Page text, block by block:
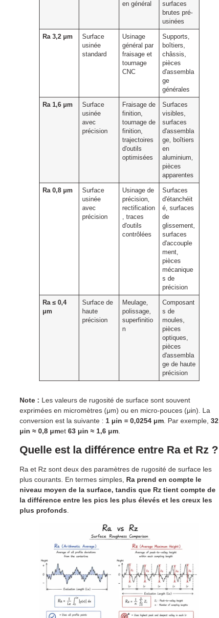
en général
surfaces
brutes pré-
usinées
Ra 3,2 μm
Surface
usinée
standard
Usinage
général par
fraisage et
tournage
CNC
Supports,
boîtiers,
châssis,
pièces
d'assembla
ge
générales
Ra 1,6 μm
Surface
usinée
avec
précision
Fraisage de
finition,
tournage de
finition,
trajectoires
d'outils
optimisées
Surfaces
visibles,
surfaces
d'assembla
ge, boîtiers
en
aluminium,
pièces
apparentes
Ra 0,8 μm
Surface
usinée
avec
précision
Usinage de
précision,
rectification
, traces
d'outils
contrôlées
Surfaces
d'étanchéit
é, surfaces
de
glissement,
surfaces
d'accouple
ment,
pièces
mécanique
s de
précision
Ra ≤ 0,4
μm
Surface de
haute
précision
Meulage,
polissage,
superfinitio
n
Composant
s de
moules,
pièces
optiques,
pièces
d'assembla
ge de haute
précision
Note : Les valeurs de rugosité de surface sont souvent
exprimées en micromètres (μm) ou en micro-pouces (μin). La
conversion est la suivante : 1 μin = 0,0254 μm. Par exemple, 32
μin ≈ 0,8 μmet 63 μin ≈ 1,6 μm.
Quelle est la différence entre Ra et Rz ?
Ra et Rz sont deux des paramètres de rugosité de surface les
plus courants. En termes simples, Ra prend en compte le
niveau moyen de la surface, tandis que Rz tient compte de
la différence entre les pics les plus élevés et les creux les
plus profonds